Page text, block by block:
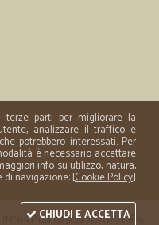
- P.iva 02508120207 - C.Fisc
parti per migliorare la
analizzare il traffico e
potrebbero interessati. Per
è necessario accettare
info su utilizzo, natura,
navigazione: [Cookie Policy]
CHIUDI E ACCETTA